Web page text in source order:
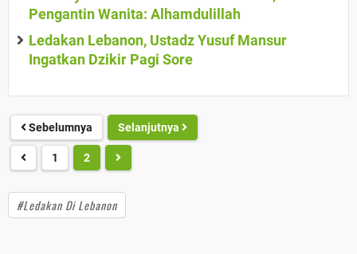
Pengantin Wanita: Alhamdulillah
Ledakan Lebanon, Ustadz Yusuf Mansur
Ingatkan Dzikir Pagi Sore
Sebelumnya Selanjutnya
1 2
#Ledakan Di Lebanon